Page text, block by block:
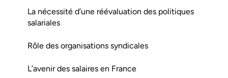
La nécessité d’une réévaluation des politiques
salariales
Rôle des organisations syndicales
L’avenir des salaires en France